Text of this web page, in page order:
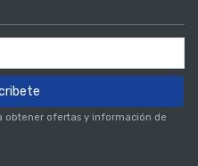
obtener ofertas y información de